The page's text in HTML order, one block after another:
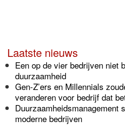
Laatste nieuws
Een op de vier bedrijven niet
duurzaamheid
Gen-Z’ers en Millennials
veranderen voor bedrijf dat
Duurzaamheidsmanagement
moderne bedrijven